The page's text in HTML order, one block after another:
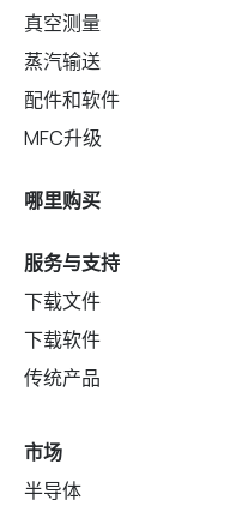
真空测量
蒸汽输送
配件和软件
MFC升级
哪里购买
服务与支持
下载文件
下载软件
传统产品
市场
半导体